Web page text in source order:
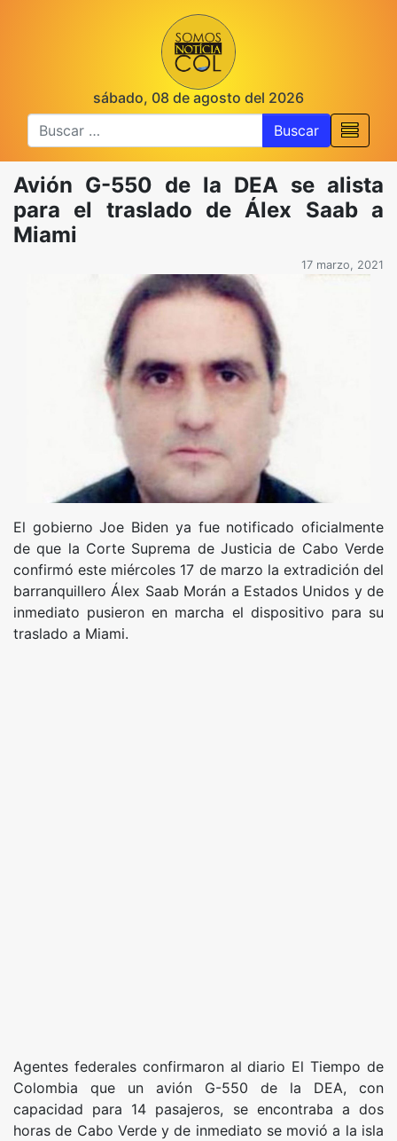
sábado, 08 de agosto del 2026
Buscar
Avión G-550 de la DEA se alista
para el traslado de Álex Saab a
Miami
17 marzo, 2021
El gobierno Joe Biden ya fue notificado oficialmente
de que la Corte Suprema de Justicia de Cabo Verde
confirmó este miércoles 17 de marzo la extradición del
barranquillero Álex Saab Morán a Estados Unidos y de
inmediato pusieron en marcha el dispositivo para su
traslado a Miami.
Agentes federales confirmaron al diario El Tiempo de
Colombia que un avión G-550 de la DEA, con
capacidad para 14 pasajeros, se encontraba a dos
horas de Cabo Verde y de inmediato se movió a la isla